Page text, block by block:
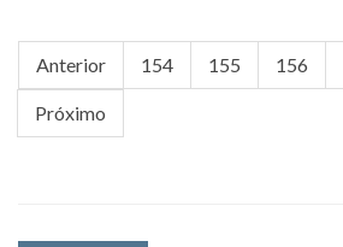
Anterior 154 155 156
Próximo